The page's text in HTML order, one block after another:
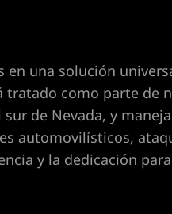
una solución
como parte de
de Nevada, y
automovilísticos,
y la dedicación